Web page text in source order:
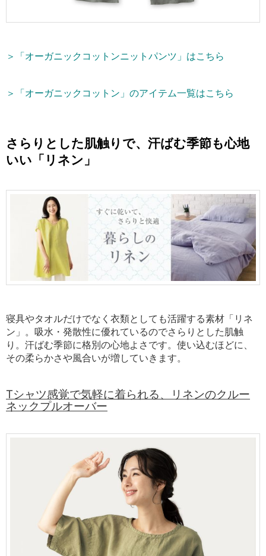
＞「オーガニックコットンニットパンツ」はこちら
＞「オーガニックコットン」のアイテム一覧はこちら
さらりとした肌触りで、汗ばむ季節も心地
いい「リネン」
寝具やタオルだけでなく衣類としても活躍する素材「リネ
ン」。吸水・発散性に優れているのでさらりとした肌触
り。汗ばむ季節に格別の心地よさです。使い込むほどに、
その柔らかさや風合いが増していきます。
Tシャツ感覚で気軽に着られる、リネンのクルー
ネックプルオーバー